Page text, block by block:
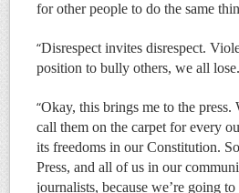
for other people to do the same
“Disrespect invites disrespect.
position to bully others, we all lose.
“Okay, this brings me to the
call them on the carpet for every
its freedoms in our Constitution.
Press, and all of us in our
journalists, because we’re going